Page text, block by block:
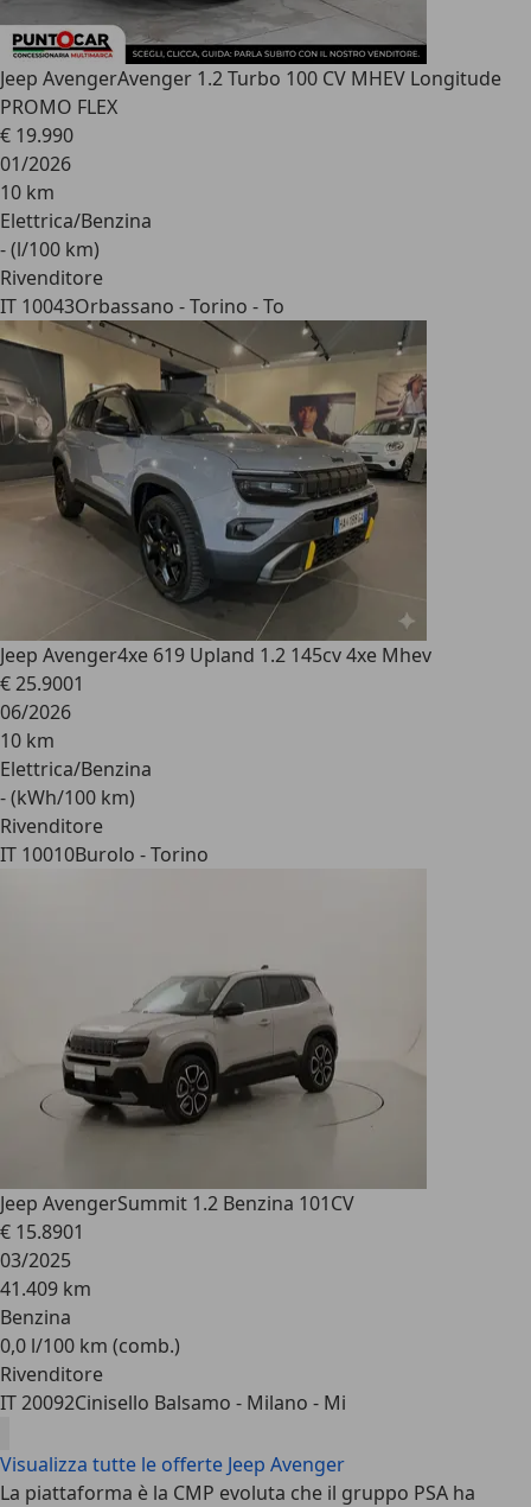
Jeep AvengerAvenger 1.2 Turbo 100 CV MHEV Longitude
PROMO FLEX
€ 19.990
01/2026
10 km
Elettrica/Benzina
- (l/100 km)
Rivenditore
IT 10043Orbassano - Torino - To
Jeep Avenger4xe 619 Upland 1.2 145cv 4xe Mhev
€ 25.9001
06/2026
10 km
Elettrica/Benzina
- (kWh/100 km)
Rivenditore
IT 10010Burolo - Torino
Jeep AvengerSummit 1.2 Benzina 101CV
€ 15.8901
03/2025
41.409 km
Benzina
0,0 l/100 km (comb.)
Rivenditore
IT 20092Cinisello Balsamo - Milano - Mi
Visualizza tutte le offerte Jeep Avenger
La piattaforma è la CMP evoluta che il gruppo PSA ha